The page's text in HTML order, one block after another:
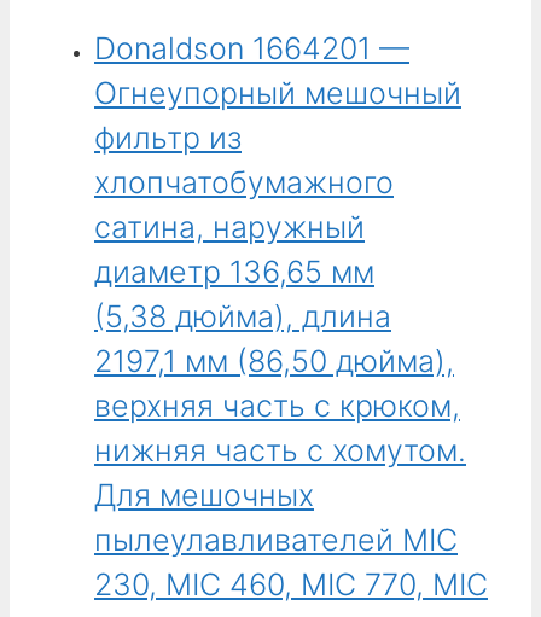
66
и
других
брендов.
1645004
Мешочный
фильтр
из
тканого
полиэстера,
ширина
476,25 мм
(18,75 дюйма),
длина
520,70 мм
Для
корпусных
улавливателей
Cabinet
75,
80,
Donaldson 1664201 —
Огнеупорный мешочный
фильтр из
хлопчатобумажного
сатина, наружный
диаметр 136,65 мм
(5,38 дюйма), длина
2197,1 мм (86,50 дюйма),
верхняя часть с крюком,
нижняя часть с хомутом.
Для мешочных
пылеулавливателей MIC
230, MIC 460, MIC 770, MIC